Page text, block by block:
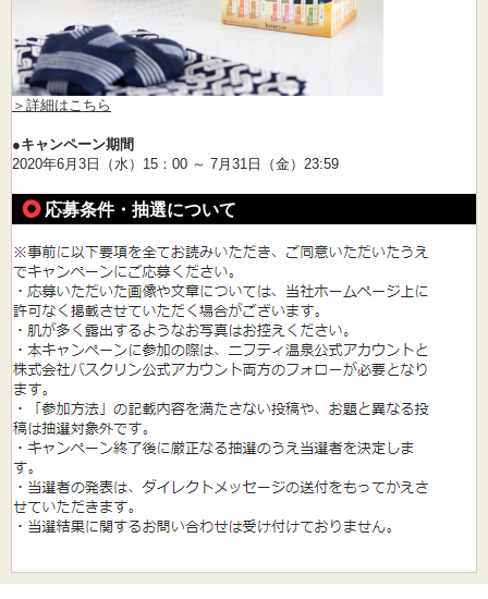
＞詳細はこちら
●キャンペーン期間
2020年6月3日（水）15：00 ～ 7月31日（金）23:59
応募条件・抽選について